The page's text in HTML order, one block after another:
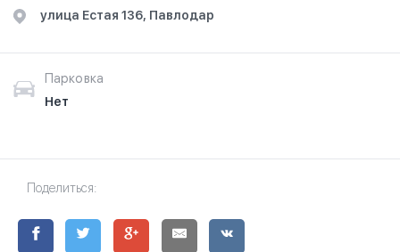
улица Естая 136, Павлодар
Парковка
Нет
Поделиться: